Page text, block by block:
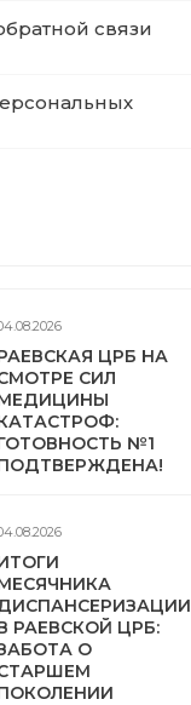
связи
ЦРБ НА
СИЛ
№1
РАЕВСКОЙ ЦРБ:
О